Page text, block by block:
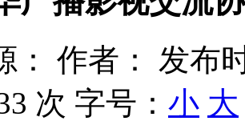
： 作者：
发布
次 字号： 小 大